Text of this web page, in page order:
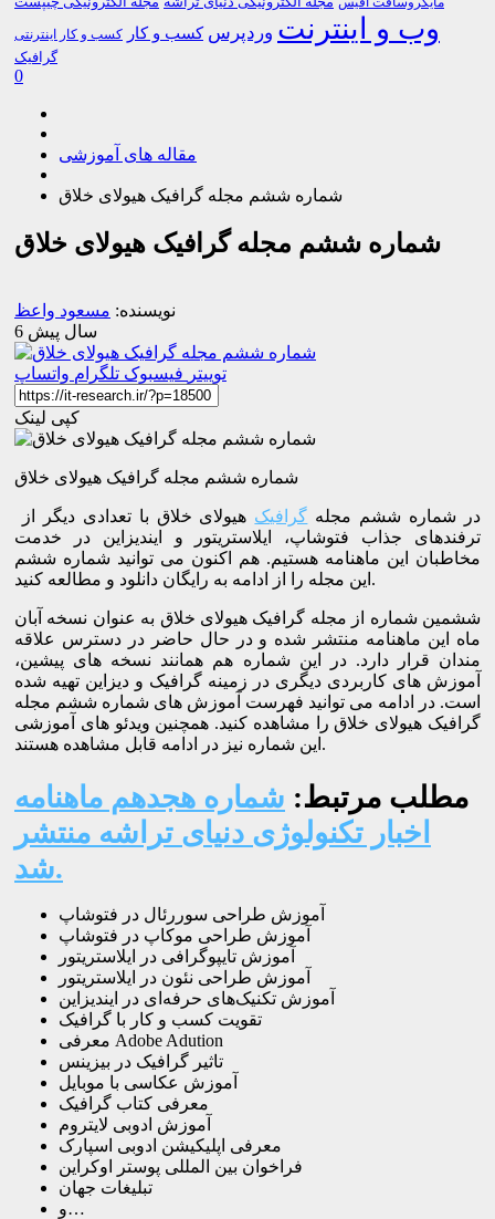
وب و اینترنت وردپرس کسب و کار کسب و کار اینترنتی
گرافیک
0
مقاله های آموزشی
شماره ششم مجله گرافیک هیولای خلاق
شماره ششم مجله گرافیک هیولای خلاق
نویسنده: مسعود واعظ
6 سال پیش
توییتر فیسبوک تلگرام واتساپ
کپی لینک
شماره ششم مجله گرافیک هیولای خلاق
در شماره ششم مجله گرافیک هیولای خلاق با تعدادی دیگر از
ترفندهای جذاب فتوشاپ، ایلاستریتور و ایندیزاین در خدمت
مخاطبان این ماهنامه هستیم. هم اکنون می توانید شماره ششم
این مجله را از ادامه به رایگان دانلود و مطالعه کنید.
ششمین شماره از مجله گرافیک هیولای خلاق به عنوان نسخه آبان
ماه این ماهنامه منتشر شده و در حال حاضر در دسترس علاقه
مندان قرار دارد. در این شماره هم همانند نسخه های پیشین،
آموزش های کاربردی دیگری در زمینه گرافیک و دیزاین تهیه شده
است. در ادامه می توانید فهرست آموزش های شماره ششم مجله
گرافیک هیولای خلاق را مشاهده کنید. همچنین ویدئو های آموزشی
این شماره نیز در ادامه قابل مشاهده هستند.
مطلب مرتبط: شماره هجدهم ماهنامه
اخبار تکنولوژی دنیای تراشه منتشر
شد.
آموزش طراحی سوررئال در فتوشاپ
آموزش طراحی موکاپ در فتوشاپ
آموزش تایپوگرافی در ایلاستریتور
آموزش طراحی نئون در ایلاستریتور
آموزش تکنیک‌های حرفه‌ای در ایندیزاین
تقویت کسب و کار با گرافیک
معرفی Adobe Adution
تاثیر گرافیک در بیزینس
آموزش عکاسی با موبایل
معرفی کتاب گرافیک
آموزش ادوبی لایتروم
معرفی اپلیکیشن ادوبی اسپارک
فراخوان بین المللی پوستر اوکراین
تبلیغات جهان
و…